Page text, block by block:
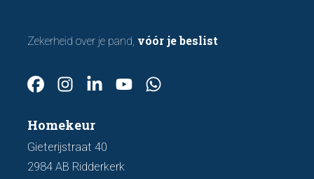
Zekerheid over je pand, vóór je beslist
Homekeur
Gieterijstraat 40
2984 AB Ridderkerk